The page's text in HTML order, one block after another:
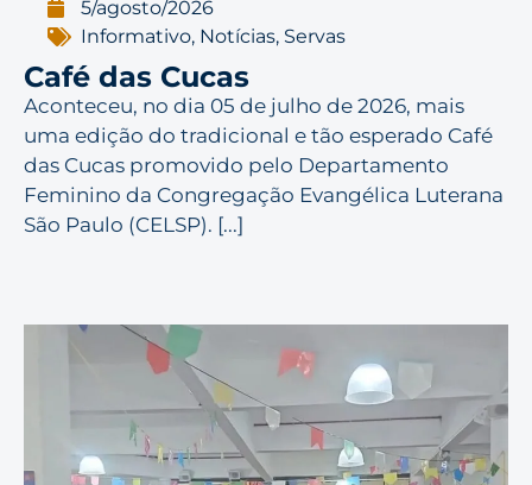
5/agosto/2026
Informativo, Notícias, Servas
Café das Cucas
Aconteceu, no dia 05 de julho de 2026, mais
uma edição do tradicional e tão esperado Café
das Cucas promovido pelo Departamento
Feminino da Congregação Evangélica Luterana
São Paulo (CELSP). [...]